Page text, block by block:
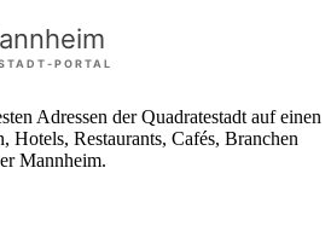
Adressen der Quadratestadt auf einen
Hotels, Restaurants, Cafés, Branchen
Mannheim.